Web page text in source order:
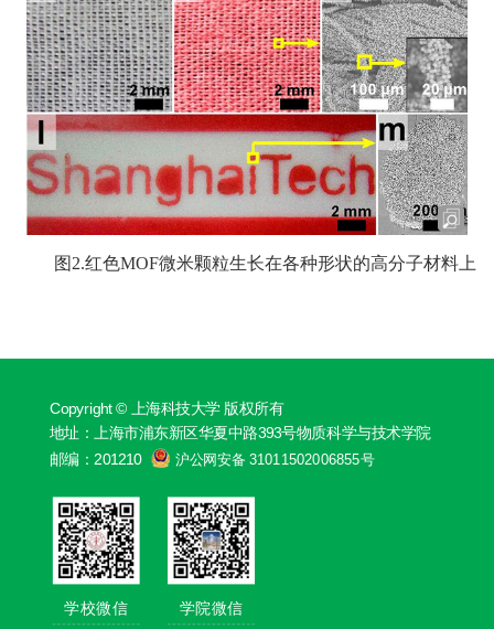
图2.红色MOF微米颗粒生长在各种形状的高分子材料上
Copyright © 上海科技大学 版权所有
地址：上海市浦东新区华夏中路393号物质科学与技术学院
邮编：201210
沪公网安备 31011502006855号
学校微信 学院微信